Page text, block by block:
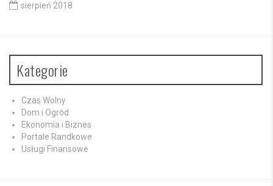
sierpień 2018
Kategorie
Czas Wolny
Dom i Ogród
Ekonomia i Biznes
Portale Randkowe
Usługi Finansowe